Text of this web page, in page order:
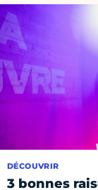
DÉCOUVRIR
3 bonnes